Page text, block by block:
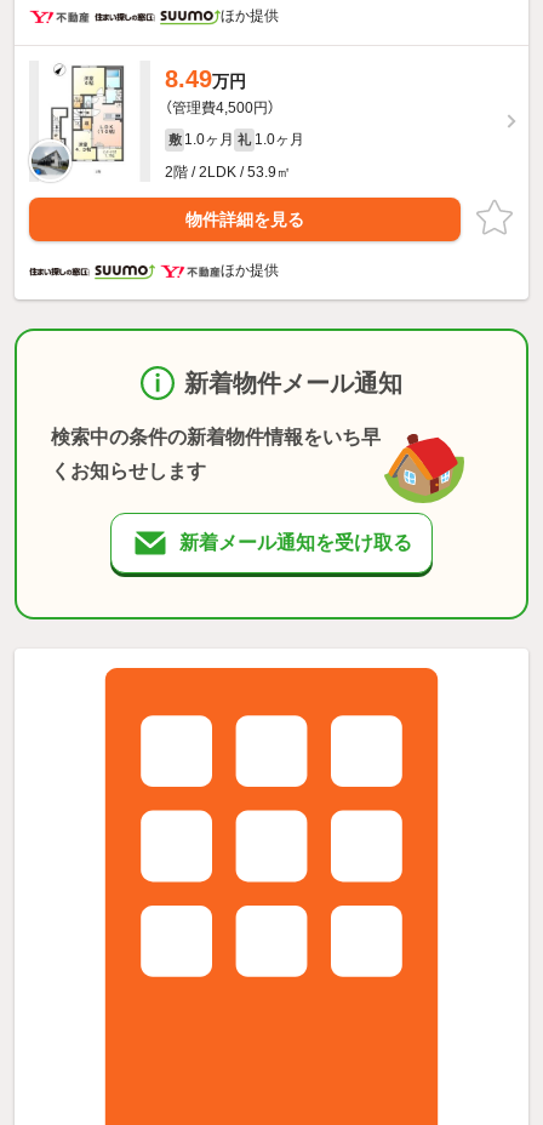
ほか提供
8.49万円
（管理費4,500円）
敷 1.0ヶ月 礼 1.0ヶ月
2階 / 2LDK / 53.9㎡
物件詳細を見る
ほか提供
新着物件メール通知
検索中の条件の新着物件情報をいち早
くお知らせします
新着メール通知を受け取る